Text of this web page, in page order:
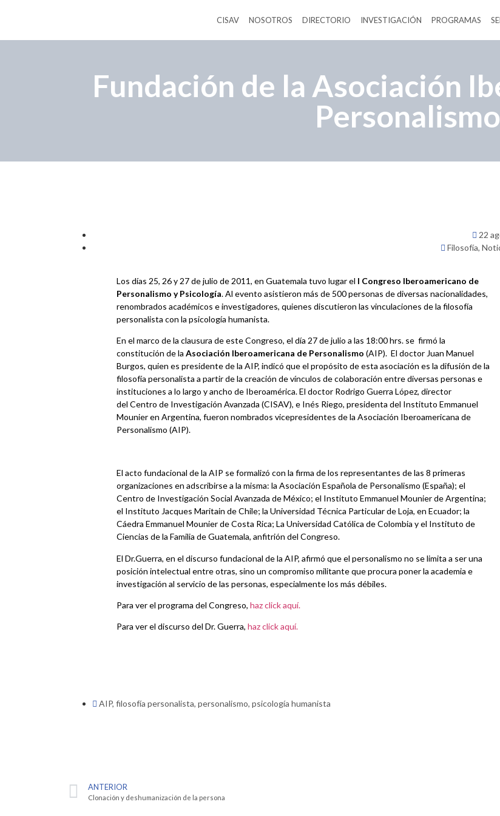
CISAV NOSOTROS DIRECTORIO INVESTIGACIÓN PROGRAMAS
Fundación de la Asociación
Personalismo
22
Filosofía,
Los días 25, 26 y 27 de julio de 2011, en Guatemala tuvo lugar el I Congreso Iberoamericano de
Personalismo y Psicología. Al evento asistieron más de 500 personas de diversas nacionalidades,
renombrados académicos e investigadores, quienes discutieron las vinculaciones de la filosofía
personalista con la psicología humanista.
En el marco de la clausura de este Congreso, el día 27 de julio a las 18:00 hrs. se firmó la
constitución de la Asociación Iberoamericana de Personalismo (AIP). El doctor Juan Manuel
Burgos, quien es presidente de la AIP, indicó que el propósito de esta asociación es la difusión de la
filosofía personalista a partir de la creación de vínculos de colaboración entre diversas personas e
instituciones a lo largo y ancho de Iberoamérica. El doctor Rodrigo Guerra López, director
del Centro de Investigación Avanzada (CISAV), e Inés Riego, presidenta del Instituto Emmanuel
Mounier en Argentina, fueron nombrados vicepresidentes de la Asociación Iberoamericana de
Personalismo (AIP).
El acto fundacional de la AIP se formalizó con la firma de los representantes de las 8 primeras
organizaciones en adscribirse a la misma: la Asociación Española de Personalismo (España); el
Centro de Investigación Social Avanzada de México; el Instituto Emmanuel Mounier de Argentina;
el Instituto Jacques Maritain de Chile; la Universidad Técnica Particular de Loja, en Ecuador; la
Cáedra Emmanuel Mounier de Costa Rica; La Universidad Católica de Colombia y el Instituto de
Ciencias de la Familia de Guatemala, anfitrión del Congreso.
El Dr.Guerra, en el discurso fundacional de la AIP, afirmó que el personalismo no se limita a ser una
posición intelectual entre otras, sino un compromiso militante que procura poner la academia e
investigación al servicio de las personas, especialmente los más débiles.
Para ver el programa del Congreso, haz click aquí.
Para ver el discurso del Dr. Guerra, haz click aquí.
AIP, filosofía personalista, personalismo, psicología humanista
ANTERIOR
Clonación y deshumanización de la persona